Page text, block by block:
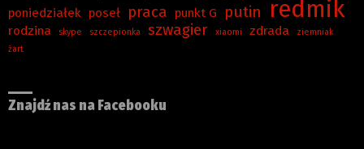
poniedziałek poseł praca punkt G putin redmik
rodzina skype szczepionka szwagier xiaomi zdrada
ziemniak
żart
Znajdź nas na Facebooku